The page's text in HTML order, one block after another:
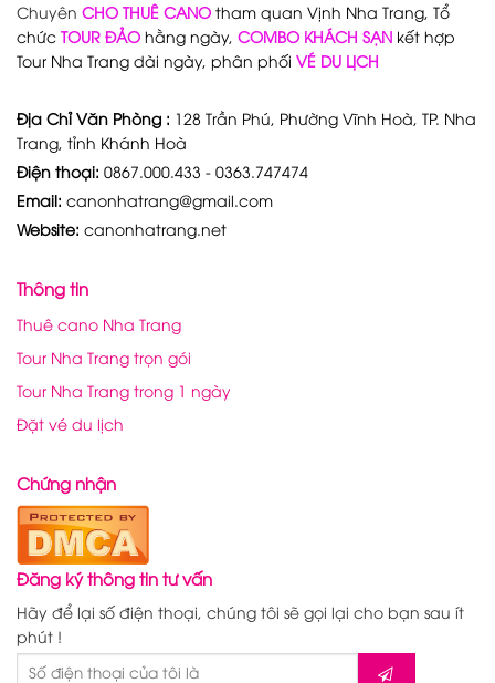
Chuyên CHO THUÊ CANO tham quan Vịnh Nha Trang, Tổ
chức TOUR ĐẢO hằng ngày, COMBO KHÁCH SẠN kết hợp
Tour Nha Trang dài ngày, phân phối VÉ DU LỊCH
Địa Chỉ Văn Phòng : 128 Trần Phú, Phường Vĩnh Hoà, TP. Nha
Trang, tỉnh Khánh Hoà
Điện thoại: 0867.000.433 - 0363.747474
Email: canonhatrang@gmail.com
Website: canonhatrang.net
Thông tin
Thuê cano Nha Trang
Tour Nha Trang trọn gói
Tour Nha Trang trong 1 ngày
Đặt vé du lịch
Chứng nhận
Đăng ký thông tin tư vấn
Hãy để lại số điện thoại, chúng tôi sẽ gọi lại cho bạn sau ít
phút !